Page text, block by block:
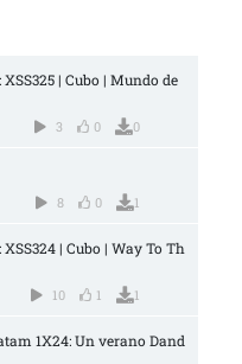
| Cubo | Mundo de
3 0 0
8 0 1
| Cubo | Way To Th
10 1 1
1X24: Un verano Dand